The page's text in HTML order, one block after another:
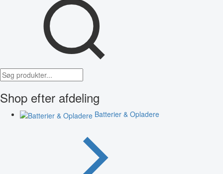
Shop efter afdeling
Batterier & Opladere